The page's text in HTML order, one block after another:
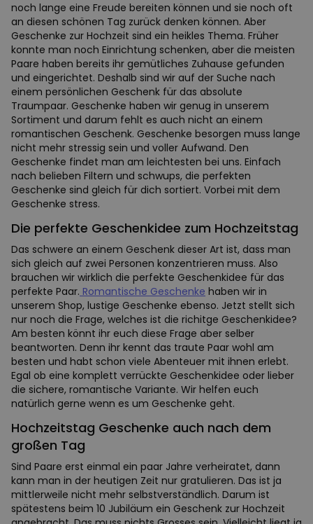
noch lange eine Freude bereiten können und sie noch oft
an diesen schönen Tag zurück denken können. Aber
Geschenke zur Hochzeit sind ein heikles Thema. Früher
konnte man noch Einrichtung schenken, aber die meisten
Paare haben bereits ihr gemütliches Zuhause gefunden
und eingerichtet. Deshalb sind wir auf der Suche nach
einem persönlichen Geschenk für das absolute
Traumpaar. Geschenke haben wir genug in unserem
Sortiment und darum fehlt es auch nicht an einem
romantischen Geschenk. Geschenke besorgen muss lange
nicht mehr stressig sein und voller Aufwand. Den
Geschenke findet man am leichtesten bei uns. Einfach
nach belieben Filtern und schwups, die perfekten
Geschenke sind gleich für dich sortiert. Vorbei mit dem
Geschenke stress.
Die perfekte Geschenkidee zum Hochzeitstag
Das schwere an einem Geschenk dieser Art ist, dass man
sich gleich auf zwei Personen konzentrieren muss. Also
brauchen wir wirklich die perfekte Geschenkidee für das
perfekte Paar. Romantische Geschenke haben wir in
unserem Shop, lustige Geschenke ebenso. Jetzt stellt sich
nur noch die Frage, welches ist die richitge Geschenkidee?
Am besten könnt ihr euch diese Frage aber selber
beantworten. Denn ihr kennt das traute Paar wohl am
besten und habt schon viele Abenteuer mit ihnen erlebt.
Egal ob eine komplett verrückte Geschenkidee oder lieber
die sichere, romantische Variante. Wir helfen euch
natürlich gerne wenn es um Geschenke geht.
Hochzeitstag Geschenke auch nach dem
großen Tag
Sind Paare erst einmal ein paar Jahre verheiratet, dann
kann man in der heutigen Zeit nur gratulieren. Das ist ja
mittlerweile nicht mehr selbstverständlich. Darum ist
spätestens beim 10 Jubiläum ein Geschenk zur Hochzeit